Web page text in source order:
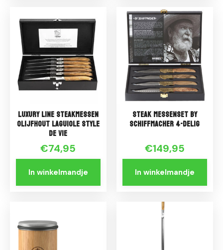
Luxury Line Steakmessen
Olijfhout Laguiole Style
de Vie
€74,95
In winkelmandje
Steak messenset By
Schiffmacher 4-delig
€149,95
In winkelmandje